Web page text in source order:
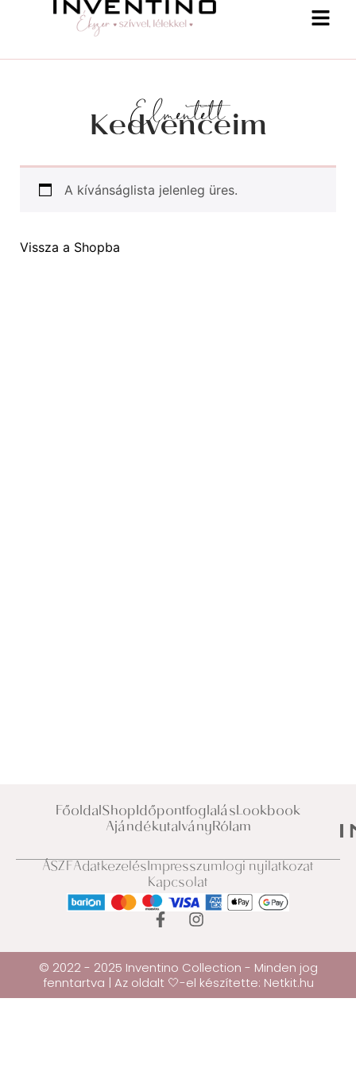
Elmentett
Kedvenceim
A kívánságlista jelenleg üres.
Vissza a Shopba
FőoldalShopIdőpontfoglalásLookbook
AjándékutalványRólam
ÁSZFAdatkezelésImpresszumJogi nyilatkozat
Kapcsolat
© 2022 - 2025 Inventino Collection - Minden jog
fenntartva | Az oldalt 🤍-el készítette: Netkit.hu